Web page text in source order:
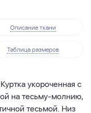
Описание ткани
Таблица размеров
укороченная с
на тесьму-молнию,
тесьмой. Низ